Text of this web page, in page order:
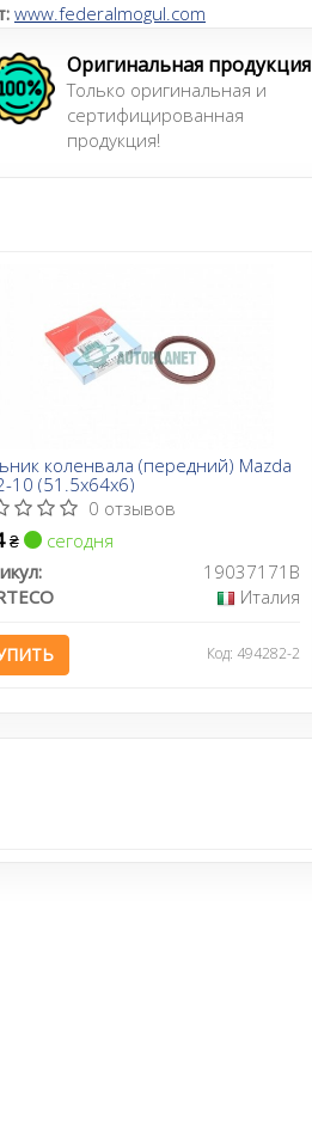
www.federalmogul.com
Оригинальная продукция
Только оригинальная и
сертифицированная
продукция!
коленвала (передний) Mazda
10 (51.5x64x6)
0 отзывов
₴
сегодня
19037171B
Италия
Код: 494282-2